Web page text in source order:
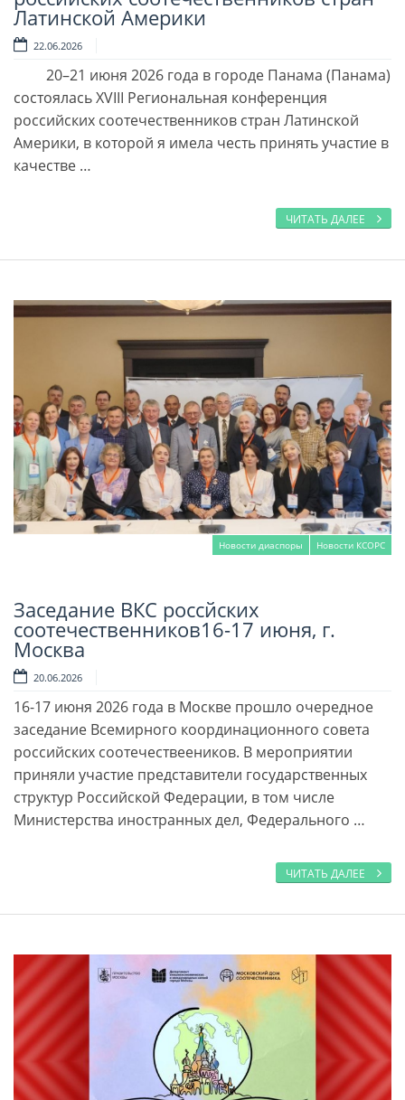
Латинской Америки
22.06.2026
20–21 июня 2026 года в городе Панама (Панама)
состоялась XVIII Региональная конференция
российских соотечественников стран Латинской
Америки, в которой я имела честь принять участие в
качестве …
ЧИТАТЬ ДАЛЕЕ
Новости диаспоры Новости КСОРС
Читать далее
Заседание ВКС россйских
соотечественников16-17 июня, г.
Москва
20.06.2026
16-17 июня 2026 года в Москве прошло очередное
заседание Всемирного координационного совета
российских соотечествееников. В мероприятии
приняли участие представители государственных
структур Российской Федерации, в том числе
Министерства иностранных дел, Федерального …
ЧИТАТЬ ДАЛЕЕ